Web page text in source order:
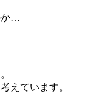
か…
えています。